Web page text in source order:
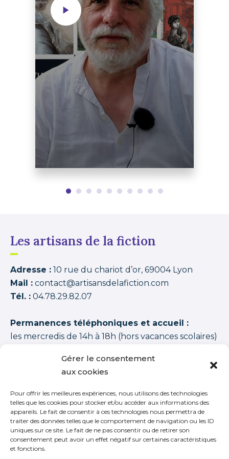
Gérer le consentement
aux cookies
Pour offrir les meilleures expériences, nous utilisons des technologies
telles que les cookies pour stocker et/ou accéder aux informations des
appareils. Le fait de consentir à ces technologies nous permettra de
traiter des données telles que le comportement de navigation ou les ID
uniques sur ce site. Le fait de ne pas consentir ou de retirer son
consentement peut avoir un effet négatif sur certaines caractéristiques
et fonctions.
Les artisans de la fiction
Adresse : 10 rue du chariot d’or, 69004 Lyon
Mail : contact@artisansdelafiction.com
Tél. : 04.78.29.82.07
Permanences téléphoniques et accueil :
les mercredis de 14h à 18h (hors vacances scolaires)
1350 APPRENANTS DISTINCTS 2015–2026 (cycles + stages
+ journées thématiques + journées initiation) .
S’inscrire à notre newsletter